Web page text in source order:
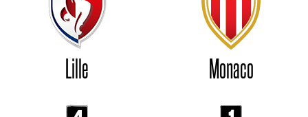
Lille Monaco